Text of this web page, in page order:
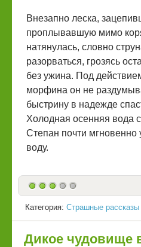
Внезапно леска,
проплывавшую мимо
натянулась, словно
разорваться, грозясь
без ужина. Под
морфина он не
быстрину в надежде
Холодная осенняя вода
Степан почти мгновенно
воду.
Категория: Страшные рассказы
Дикое чудовище